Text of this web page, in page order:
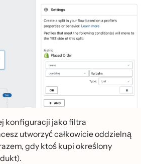
konfiguracji jako filtra
utworzyć całkowicie oddzielną
gdy ktoś kupi określony